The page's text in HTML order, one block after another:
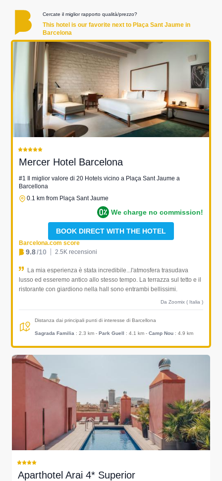
Cercate il miglior rapporto qualità/prezzo?
This hotel is our favorite next to Plaça Sant Jaume in
Barcelona
Mercer Hotel Barcelona
#1 Il miglior valore di 20 Hotels vicino a Plaça Sant Jaume a
Barcellona
0.1 km from Plaça Sant Jaume
We charge no commission!
BOOK DIRECT WITH THE HOTEL
Barcelona.com score
9.8/10 2.5K recensioni
La mia esperienza è stata incredibile...l'atmosfera trasudava
lusso ed esseremo antico allo stesso tempo. La terrazza sul tetto e il
ristorante con giardiono nella hall sono entrambi bellissimi.
Da Zoomix ( Italia )
Distanza dai principali punti di interesse di Barcellona
Sagrada Familia : 2.3 km - Park Guell : 4.1 km - Camp Nou : 4.9 km
Aparthotel Arai 4* Superior